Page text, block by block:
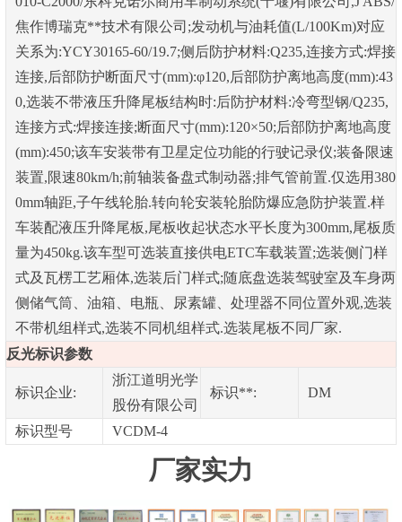
焦作博瑞克**技术有限公司;发动机与油耗值(L/100Km)对应
关系为:YCY30165-60/19.7;侧后防护材料:Q235,连接方式:焊接
连接,后部防护断面尺寸(mm):φ120,后部防护离地高度(mm):43
0,选装不带液压升降尾板结构时:后防护材料:冷弯型钢/Q235,
连接方式:焊接连接;断面尺寸(mm):120×50;后部防护离地高度
(mm):450;该车安装带有卫星定位功能的行驶记录仪;装备限速
装置,限速80km/h;前轴装备盘式制动器;排气管前置.仅选用380
0mm轴距,子午线轮胎.转向轮安装轮胎防爆应急防护装置.样
车装配液压升降尾板,尾板收起状态水平长度为300mm,尾板质
量为450kg.该车型可选装直接供电ETC车载装置;选装侧门样
式及瓦楞工艺厢体,选装后门样式;随底盘选装驾驶室及车身两
侧储气筒、油箱、电瓶、尿素罐、处理器不同位置外观,选装
不带机组样式,选装不同机组样式.选装尾板不同厂家.
反光标识参数
标识企业:
浙江道明光学
股份有限公司
标识**: DM
标识型号 VCDM-4
厂家实力